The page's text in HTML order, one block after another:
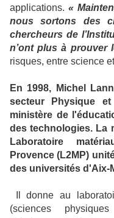
applications.«
nous sortons des
chercheurs de
n’ont plus à prouver
risques, entre science
En 1998, Michel
secteur Physique
ministère de
des technologies. La
Laboratoire
Provence (L2MP)
des universités d'Aix-
Il donne au
(sciences